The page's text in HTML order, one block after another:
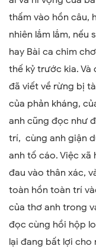
thấm vào hồn câu,
nhiên lắm lắm, nếu
hay Bài ca chim
thế kỷ trước kia. Và
đã viết về rừng bị
của phản kháng,
anh cũng đọc như
trí, cùng anh giận
anh tố cáo. Việc xã
đau vào thân xác,
toàn hồn toàn trí
của thơ anh trong
đọc cùng hồi hộp
lại đang bất lợi cho